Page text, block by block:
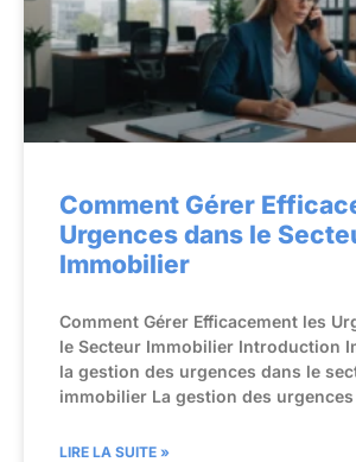
Comment Gérer
Urgences dans le
Immobilier
Comment Gérer Efficacement les
le Secteur Immobilier Introduction
la gestion des urgences dans le
immobilier La gestion des
LIRE LA SUITE »